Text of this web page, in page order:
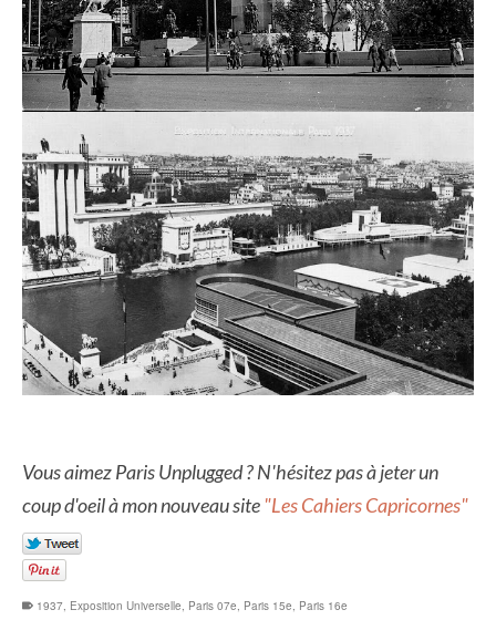
Vous aimez Paris Unplugged ? N'hésitez pas à jeter un
coup d'oeil à mon nouveau site "Les Cahiers Capricornes"
1937, Exposition Universelle, Paris 07e, Paris 15e, Paris 16e